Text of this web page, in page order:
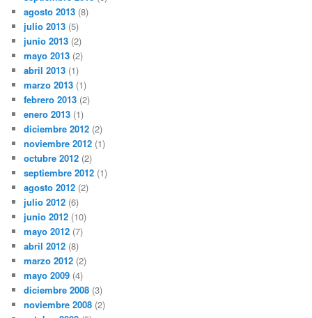
agosto 2013 (8)
julio 2013 (5)
junio 2013 (2)
mayo 2013 (2)
abril 2013 (1)
marzo 2013 (1)
febrero 2013 (2)
enero 2013 (1)
diciembre 2012 (2)
noviembre 2012 (1)
octubre 2012 (2)
septiembre 2012 (1)
agosto 2012 (2)
julio 2012 (6)
junio 2012 (10)
mayo 2012 (7)
abril 2012 (8)
marzo 2012 (2)
mayo 2009 (4)
diciembre 2008 (3)
noviembre 2008 (2)